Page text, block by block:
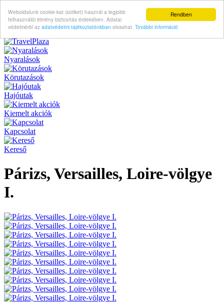
Rendben
Weboldalunk cookie-kat (sütiket) használ a legjobb
felhasználói élmény biztosítás érdekében. Adatai
védelméröl az adatvédelmi tájékoztatónkban olvashat. További információ
Nyaralások
Körutazások
Hajóutak
Kiemelt akciók
Kapcsolat
Kereső
Párizs, Versailles, Loire-völgye
I.